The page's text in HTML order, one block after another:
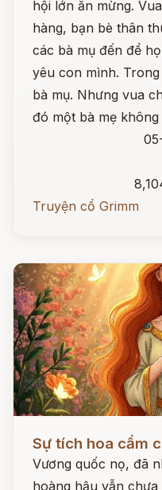
hội lớn ăn mừng.
hàng, bạn bè thân
các bà mụ đến để
yêu con mình.
bà mụ. Nhưng vua
đó một bà mẹ
Truyện cổ Grimm
Sự tích hoa cẩm
Vương quốc nọ, đã
hoàng hậu vẫn